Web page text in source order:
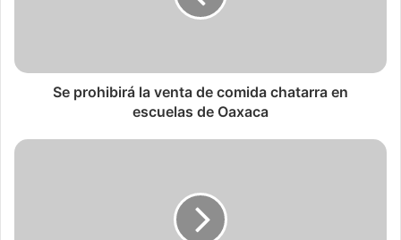
Se prohibirá la venta de comida chatarra en
escuelas de Oaxaca